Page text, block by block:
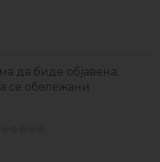
да биде објавена.
се обележани